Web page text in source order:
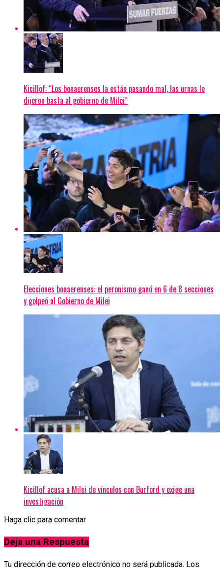
Kicillof: “Los bonaerenses la están pasando mal, las urnas le
dijeron basta al gobierno de Milei”
Elecciones bonaerenses: el peronismo ganó en 6 de 8 secciones
y golpeó al Gobierno de Milei
Kicillof acusa a Milei de vínculos con Burford y exige una
investigación
Haga clic para comentar
Deja una Respuesta
Tu dirección de correo electrónico no será publicada. Los